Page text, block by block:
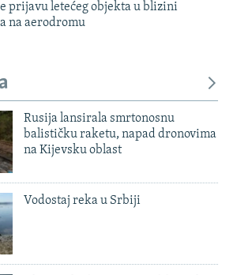
prijavu letećeg objekta u blizini
na aerodromu
Rusija lansirala smrtonosnu
balističku raketu, napad dronovima
na Kijevsku oblast
Vodostaj reka u Srbiji